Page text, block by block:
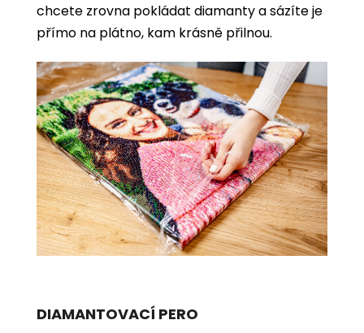
chcete zrovna pokládat diamanty a sázíte je
přímo na plátno, kam krásně přilnou.
DIAMANTOVACÍ PERO